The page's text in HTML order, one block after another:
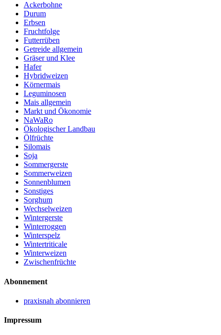
Ackerbohne
Durum
Erbsen
Fruchtfolge
Futterrüben
Getreide allgemein
Gräser und Klee
Hafer
Hybridweizen
Körnermais
Leguminosen
Mais allgemein
Markt und Ökonomie
NaWaRo
Ökologischer Landbau
Ölfrüchte
Silomais
Soja
Sommergerste
Sommerweizen
Sonnenblumen
Sonstiges
Sorghum
Wechselweizen
Wintergerste
Winterroggen
Winterspelz
Wintertriticale
Winterweizen
Zwischenfrüchte
Abonnement
praxisnah abonnieren
Impressum